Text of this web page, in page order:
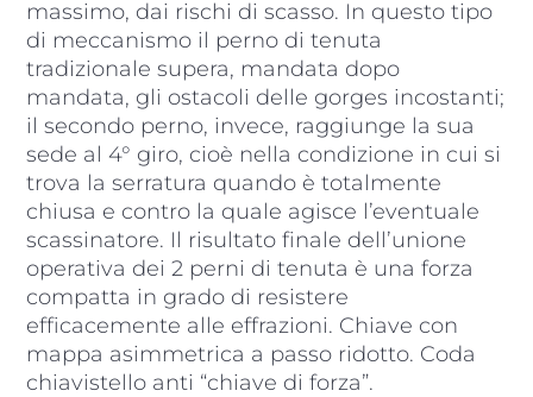
massimo, dai rischi di scasso. In questo tipo
di meccanismo il perno di tenuta
tradizionale supera, mandata dopo
mandata, gli ostacoli delle gorges incostanti;
il secondo perno, invece, raggiunge la sua
sede al 4° giro, cioè nella condizione in cui si
trova la serratura quando è totalmente
chiusa e contro la quale agisce l’eventuale
scassinatore. Il risultato finale dell’unione
operativa dei 2 perni di tenuta è una forza
compatta in grado di resistere
efficacemente alle effrazioni. Chiave con
mappa asimmetrica a passo ridotto. Coda
chiavistello anti “chiave di forza”.